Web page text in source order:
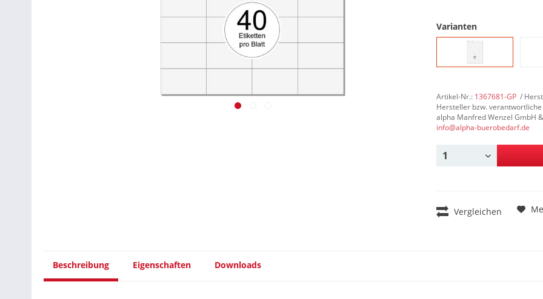
Varianten
Artikel-Nr.: 1367681-GP /
Hersteller bzw.
alpha Manfred Wenzel GmbH
info@alpha-buerobedarf.de
Vergleichen
Beschreibung Eigenschaften Downloads